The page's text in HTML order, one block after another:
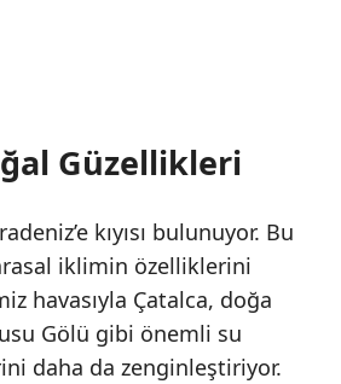
Güzellikleri
kıyısı bulunuyor. Bu
iklimin özelliklerini
havasıyla Çatalca, doğa
Gölü gibi önemli su
daha da zenginleştiriyor.